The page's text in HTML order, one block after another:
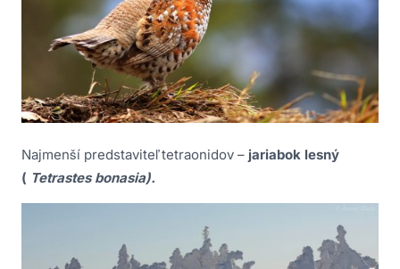
Najmenší predstaviteľ tetraonidov – jariabok lesný
( Tetrastes bonasia).